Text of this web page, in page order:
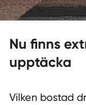
Start
Logga in
Nu finns
upptäcka
Vilken bostad